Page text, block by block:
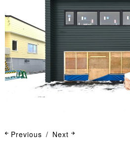
Next
Previous